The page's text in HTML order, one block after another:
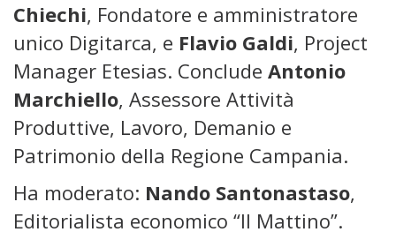
Chiechi, Fondatore e amministratore
unico Digitarca, e Flavio Galdi, Project
Manager Etesias. Conclude Antonio
Marchiello, Assessore Attività
Produttive, Lavoro, Demanio e
Patrimonio della Regione Campania.
Ha moderato: Nando Santonastaso,
Editorialista economico “Il Mattino”.